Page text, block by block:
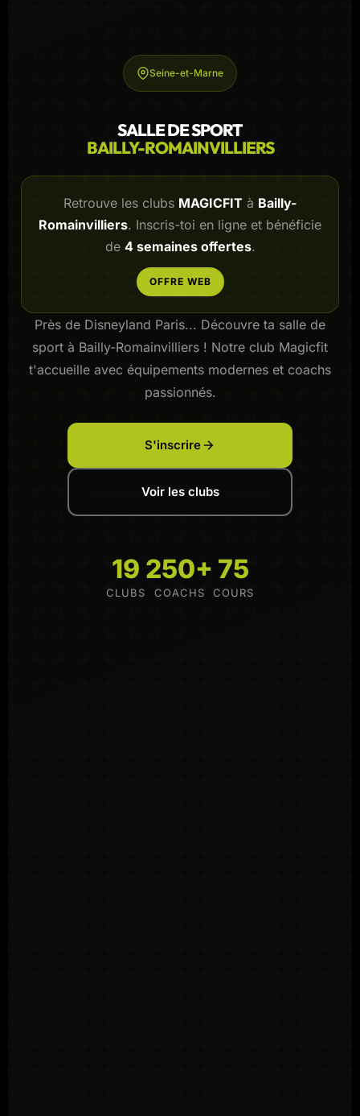
Seine-et-Marne
SALLE DE SPORT
BAILLY-ROMAINVILLIERS
Retrouve les clubs MAGICFIT à Bailly-
Romainvilliers. Inscris-toi en ligne et bénéficie
de 4 semaines offertes.
OFFRE WEB
Près de Disneyland Paris... Découvre ta salle de
sport à Bailly-Romainvilliers ! Notre club Magicfit
t'accueille avec équipements modernes et coachs
passionnés.
S'inscrire
Voir les clubs
19
CLUBS
250+
COACHS
75
COURS